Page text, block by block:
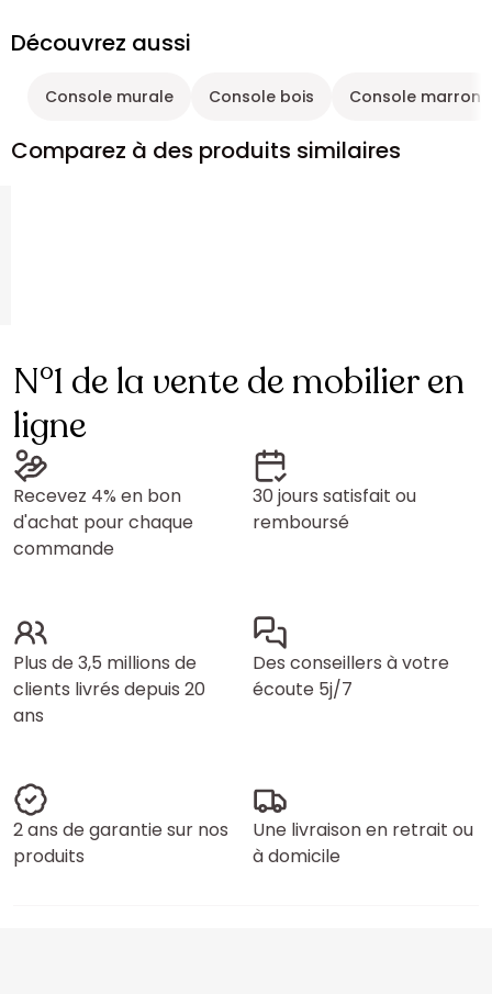
Découvrez aussi
Console murale Console bois Console marron
Comparez à des produits similaires
N°1 de la vente de mobilier en
ligne
Recevez 4% en bon
d'achat pour chaque
commande
30 jours satisfait ou
remboursé
Plus de 3,5 millions de
clients livrés depuis 20
ans
Des conseillers à votre
écoute 5j/7
2 ans de garantie sur nos
produits
Une livraison en retrait ou
à domicile